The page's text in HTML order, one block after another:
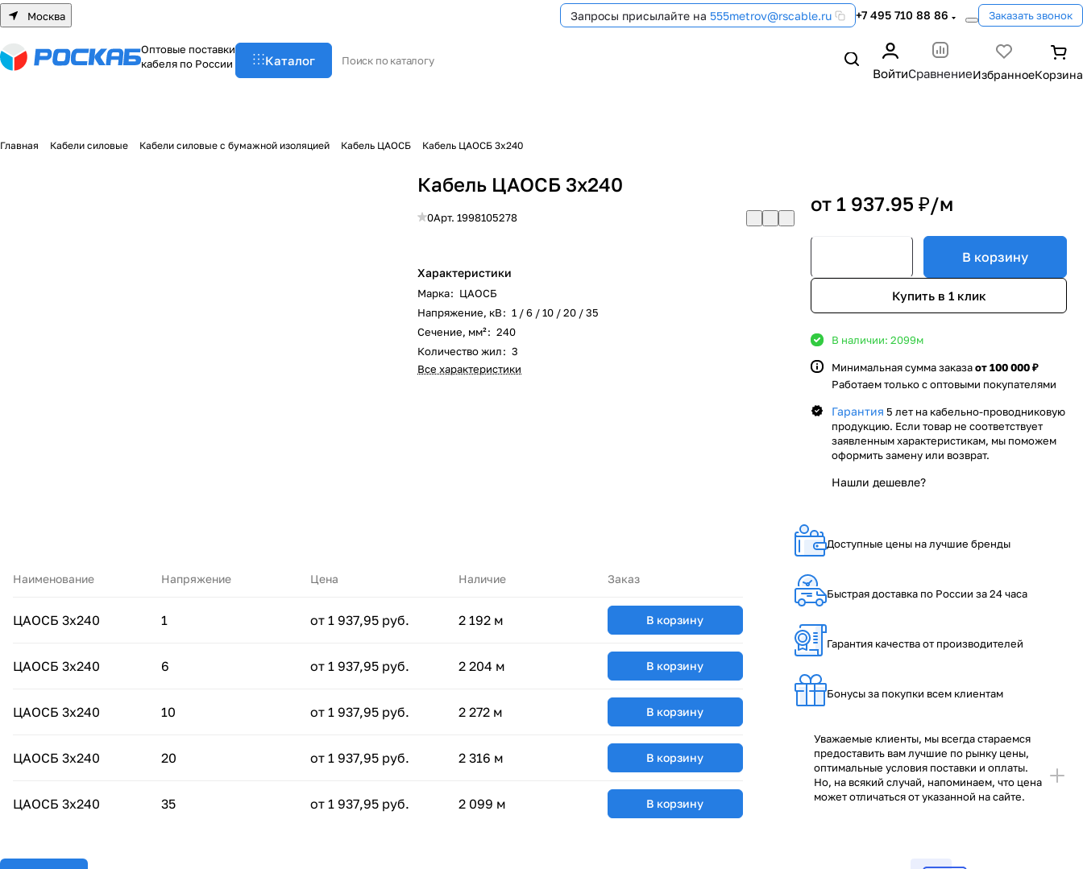
Москва Запросы присылайте на 555metrov@rscable.ru +7 495 710 88 86 Заказать звонок
Оптовые поставки
кабеля по России
Каталог
ВойтиСравнение
Главная Кабели силовые Кабели силовые с бумажной изоляцией Кабель ЦАОСБ Кабель ЦАОСБ 3х240
Кабель ЦАОСБ 3х240
0Арт. 1998105278
Характеристики
Марка: ЦАОСБ
Напряжение, кВ: 1 / 6 / 10 / 20 / 35
Сечение, мм²: 240
Количество жил: 3
Все характеристики
от 1 937.95 ₽/м
В корзину
Купить в 1 клик
В наличии: 2099м
Минимальная сумма заказаот 100 000 ₽
Работаем только с оптовыми покупателями
Гарантия 5 лет на кабельно-проводниковую
продукцию. Если товар не соответствует
заявленным характеристикам, мы поможем
оформить замену или возврат.
Нашли дешевле?
Доступные цены на лучшие бренды
Быстрая доставка по России за 24 часа
Гарантия качества от производителей
Бонусы за покупки всем клиентам
Уважаемые клиенты, мы всегда стараемся
предоставить вам лучшие по рынку цены,
оптимальные условия поставки и оплаты.
Но, на всякий случай, напоминаем, что цена
может отличаться от указанной на сайте.
Наименование Напряжение Цена Наличие Заказ
ЦАОСБ 3х240 1 от 1 937,95 руб. 2 192 м В корзину
ЦАОСБ 3х240 6 от 1 937,95 руб. 2 204 м В корзину
ЦАОСБ 3х240 10 от 1 937,95 руб. 2 272 м В корзину
ЦАОСБ 3х240 20 от 1 937,95 руб. 2 316 м В корзину
ЦАОСБ 3х240 35 от 1 937,95 руб. 2 099 м В корзину